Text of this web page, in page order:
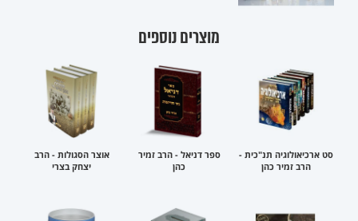
מוצרים נוספים
סט ארכיאולוגיה תנ"כית -
הרב זמיר כהן
ספר דניאל - הרב זמיר
כהן
אוצר הסגולות - הרב
יצחק בצרי